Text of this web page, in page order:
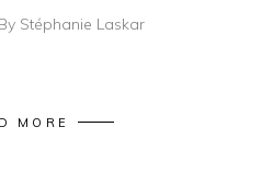
By Stéphanie Laskar
MORE